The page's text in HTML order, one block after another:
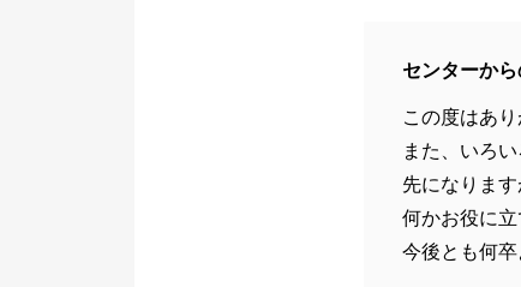
センターか
この度はあり
また、いろ
先になりま
何かお役に
今後とも何卒